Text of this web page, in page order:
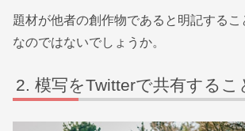
題材が他者の創作物であると明記する
なのではないでしょうか。
模写をTwitterで共有するこ